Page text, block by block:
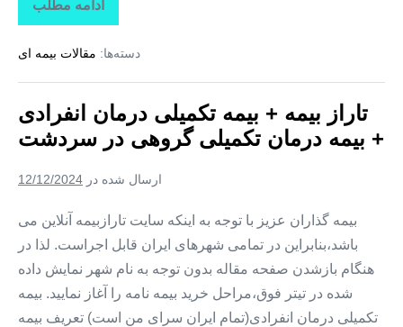
ادامه مطلب
تاراز
بیمه
بیمه
درمان
+
بیمه
درمان
تکمیلی
در
دسته‌ها: مقالات بیمه ای
تاراز بیمه + بیمه تکمیلی درمان انفرادی
+ بیمه درمان تکمیلی گروهی در سردشت
ارسال شده در 12/12/2024
بیمه گذاران عزیز با توجه به اینکه سایت تارازبیمه آنلاین می
باشد،بنابراین در تمامی شهرهای ایران قابل اجراست. لذا در
هنگام بازشدن صفحه مقاله بدون توجه به نام شهر نمایش داده
شده در تیتر فوق،مراحل خرید بیمه نامه را آغاز نمایید. بیمه
تکمیلی درمان انفرادی(تمام ایران سرای من است) تعریف بیمه